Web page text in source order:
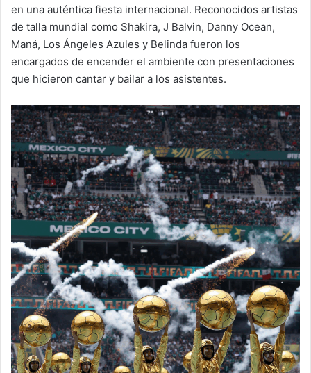
en una auténtica fiesta internacional. Reconocidos artistas
de talla mundial como Shakira, J Balvin, Danny Ocean,
Maná, Los Ángeles Azules y Belinda fueron los
encargados de encender el ambiente con presentaciones
que hicieron cantar y bailar a los asistentes.